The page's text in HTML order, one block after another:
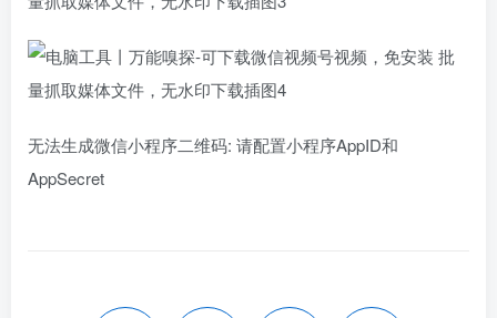
无法生成微信小程序二维码: 请配置小程序AppID和
AppSecret